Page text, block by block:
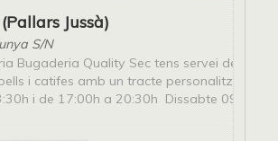
Jussà)
S/N
Bugaderia Quality Sec tens servei de
i catifes amb un tracte personalitzat.
i de 17:00h a 20:30h Dissabte 09:00h